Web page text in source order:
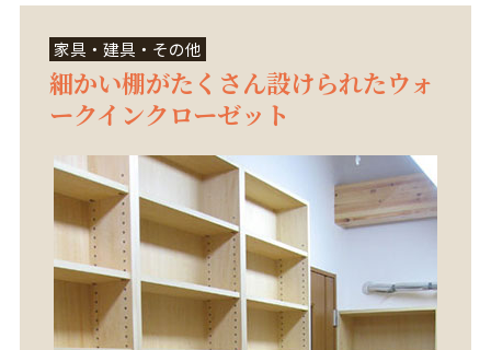
家具・建具・その他
細かい棚がたくさん設けられたウォ
ークインクローゼット